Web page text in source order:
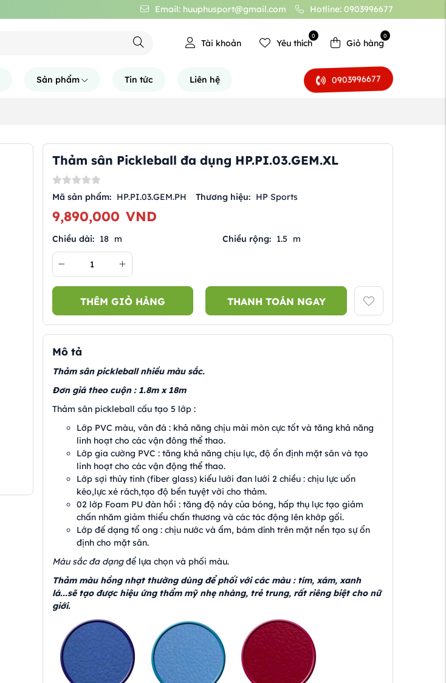
Email: huuphusport@gmail.com Hotline: 0903996677
Tài khoản Yêu thích
0
Giỏ hàng
0
Sản phẩm Tin tức Liên hệ 0903996677
Thảm sân Pickleball đa dụng HP.PI.03.GEM.XL
Mã sản phẩm: HP.PI.03.GEM.PH Thương hiệu: HP Sports
9,890,000 VND
Chiều dài: 18 m Chiều rộng: 1.5 m
THÊM GIỎ HÀNG THANH TOÁN NGAY
Mô tả
Thảm sân pickleball nhiều màu sắc.
Đơn giá theo cuộn : 1.8m x 18m
Thảm sân pickleball cấu tạo 5 lớp :
Lớp PVC màu, vân đá : khả năng chịu mài mòn cực tốt và tăng khả năng
linh hoạt cho các vận đông thể thao.
Lớp gia cường PVC : tăng khả năng chịu lực, độ ổn định mặt sân và tạo
linh hoạt cho các vận động thể thao.
Lớp sợi thủy tinh (fiber glass) kiểu lưới đan lưới 2 chiều : chịu lực uốn
kéo,lực xé rách,tạo độ bền tuyệt vời cho thảm.
02 lớp Foam PU đàn hồi : tăng độ nảy của bóng, hấp thụ lực tạo giảm
chấn nhăm giảm thiểu chấn thương và các tác động lên khớp gối.
Lớp đế dạng tổ ong : chịu nước và ẩm, bám dính trên mặt nền tạo sự ổn
định cho mặt sân.
Màu sắc đa dạngđể lựa chọn và phối màu.
Thảm màu hồng nhạt thường dùng để phối với các màu : tím, xám, xanh
lá...sẽ tạo được hiệu ứng thẩm mỹ nhẹ nhàng, trẻ trung, rất riêng biệt cho nữ
giới.